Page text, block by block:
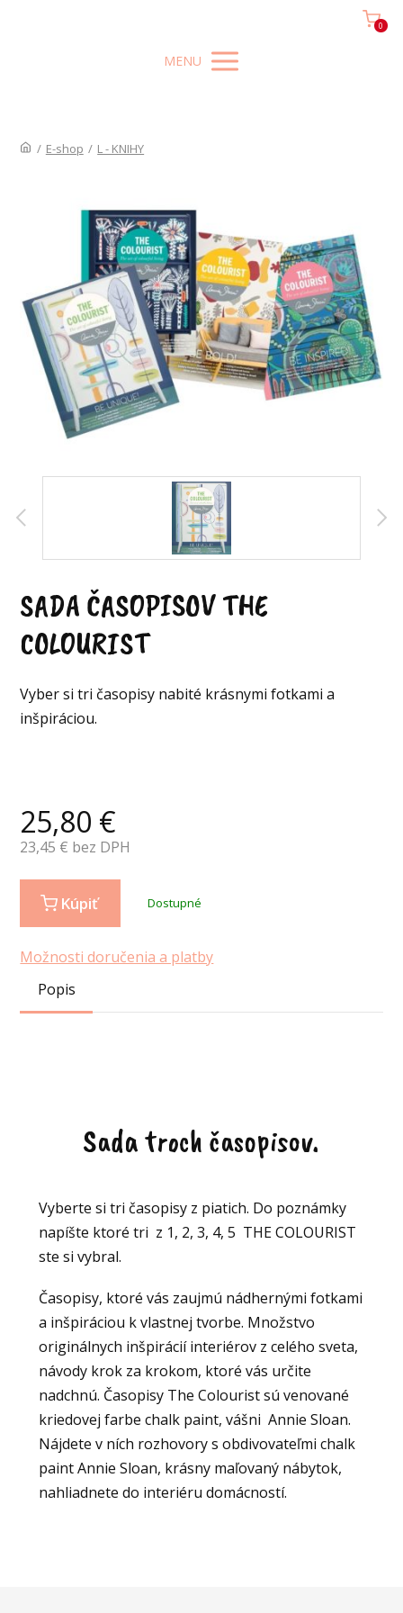
0
MENU
/ E-shop / L - KNIHY
SADA ČASOPISOV THE
COLOURIST
Vyber si tri časopisy nabité krásnymi fotkami a
inšpiráciou.
25,80 €
23,45 € bez DPH
Kúpiť Dostupné
Možnosti doručenia a platby
Popis
Sada troch časopisov.
Vyberte si tri časopisy z piatich. Do poznámky
napíšte ktoré tri z 1, 2, 3, 4, 5 THE COLOURIST
ste si vybral.
Časopisy, ktoré vás zaujmú nádhernými fotkami
a inšpiráciou k vlastnej tvorbe. Množstvo
originálnych inšpirácií interiérov z celého sveta,
návody krok za krokom, ktoré vás určite
nadchnú. Časopisy The Colourist sú venované
kriedovej farbe chalk paint, vášni Annie Sloan.
Nájdete v ních rozhovory s obdivovateľmi chalk
paint Annie Sloan, krásny maľovaný nábytok,
nahliadnete do interiéru domácností.